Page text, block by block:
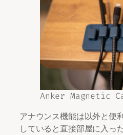
Anker Magnetic
アナウンス機能は以外と便
していると直接部屋に入っ